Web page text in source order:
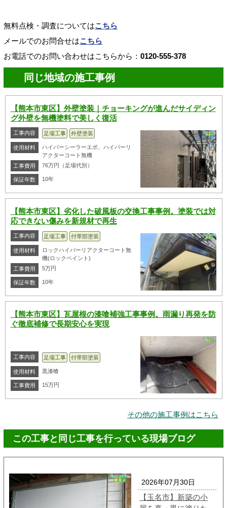
無料点検・調査についてはこちら
メールでのお問合せはこちら
お電話でのお問い合わせはこちらから： 0120-555-378
同じ地域の施工事例
【熊本市東区】外壁塗装｜チョーキングが進んだサイディン
グ外壁を無機塗料で美しく復活
工事内容 足場工事 外壁塗装
使用材料
ハイパーシーラーエポ、ハイパーリ
アクターコート無機
工事費用
76万円（足場代別）
保証年数 10年
【熊本市東区】劣化した破風板の交換工事事例。塗装では対
応できない傷みを新規材で再生
工事内容 足場工事 付帯部塗装
使用材料
ロックハイパーリアクターコート無
機(ロックペイント)
工事費用
5万円
保証年数 10年
【熊本市東区】瓦屋根の漆喰補強工事事例。雨漏り再発を防
ぐ徹底補修で長期安心を実現
工事内容 足場工事 付帯部塗装
使用材料 黒漆喰
工事費用 15万円
その他の施工事例はこちら
この工事と同じ工事を行っている現場ブログ
2026年07月30日
【玉名市】新築の小